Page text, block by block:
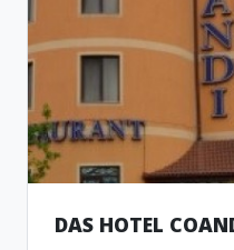
DAS HOTEL